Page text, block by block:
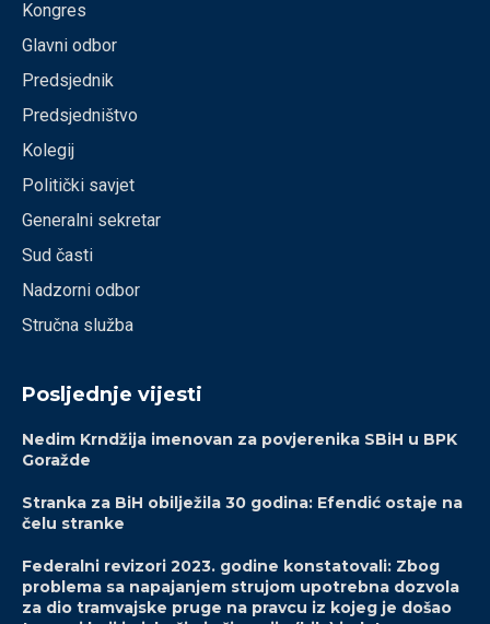
Kongres
Glavni odbor
Predsjednik
Predsjedništvo
Kolegij
Politički savjet
Generalni sekretar
Sud časti
Nadzorni odbor
Stručna služba
Posljednje vijesti
Nedim Krndžija imenovan za povjerenika SBiH u BPK
Goražde
Stranka za BiH obilježila 30 godina: Efendić ostaje na
čelu stranke
Federalni revizori 2023. godine konstatovali: Zbog
problema sa napajanjem strujom upotrebna dozvola
za dio tramvajske pruge na pravcu iz kojeg je došao